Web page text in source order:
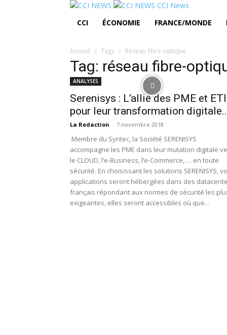
CCI News
CCI
ÉCONOMIE FRANCE/MONDE
Accueil Tags Réseau fibre-optique
Tag: réseau fibre-
ANALYSES
Serenisys : L’allié des PME et ETI
pour leur transformation
La Redaction - 7 novembre 2018
Membre du Syntec, la Société SERENISYS
accompagne les PME dans leur mutation digitale
le CLOUD, l’e-Business, l’e-Commerce, … en toute
sécurité. En choisissant les solutions SERENISYS,
applications seront hébergées dans des
français répondant aux normes de sécurité les
exigeantes, elles seront accessibles où que...